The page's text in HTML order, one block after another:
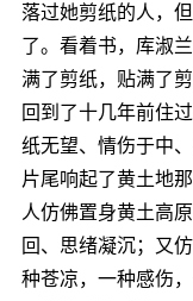
落过她剪纸的人，
了。看着书，库淑
满了剪纸，贴满了
回到了十几年前住
纸无望、情伤于中
片尾响起了黄土地
人仿佛置身黄土高
回、思绪凝沉；又
种苍凉，一种感伤